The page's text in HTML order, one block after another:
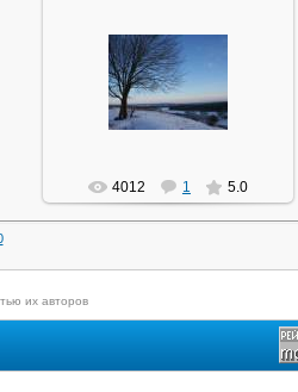
29.06.2010
VicKing
4012 1 5.0
их авторов